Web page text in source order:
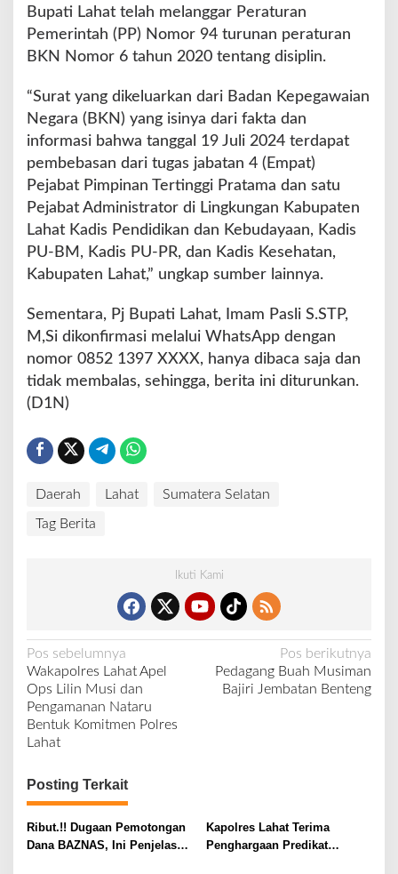
Bupati Lahat telah melanggar Peraturan
Pemerintah (PP) Nomor 94 turunan peraturan
BKN Nomor 6 tahun 2020 tentang disiplin.
“Surat yang dikeluarkan dari Badan Kepegawaian
Negara (BKN) yang isinya dari fakta dan
informasi bahwa tanggal 19 Juli 2024 terdapat
pembebasan dari tugas jabatan 4 (Empat)
Pejabat Pimpinan Tertinggi Pratama dan satu
Pejabat Administrator di Lingkungan Kabupaten
Lahat Kadis Pendidikan dan Kebudayaan, Kadis
PU-BM, Kadis PU-PR, dan Kadis Kesehatan,
Kabupaten Lahat,” ungkap sumber lainnya.
Sementara, Pj Bupati Lahat, Imam Pasli S.STP,
M,Si dikonfirmasi melalui WhatsApp dengan
nomor 0852 1397 XXXX, hanya dibaca saja dan
tidak membalas, sehingga, berita ini diturunkan.
(D1N)
Daerah Lahat Sumatera Selatan
Tag Berita
Ikuti Kami
N
a
v
i
a
s
i
p
Pos sebelumnya
Wakapolres Lahat Apel
Ops Lilin Musi dan
Pengamanan Nataru
Bentuk Komitmen Polres
Lahat
Pos berikutnya
Pedagang Buah Musiman
Bajiri Jembatan Benteng
Posting Terkait
Ribut.!! Dugaan Pemotongan
Dana BAZNAS, Ini Penjelasan
Kapolres Lahat Terima
Penghargaan Predikat